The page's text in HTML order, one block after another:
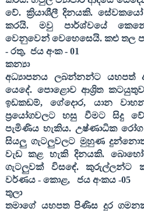
වේ. ක්‍රියාශීලී දිනයකි.
කරයි. මවු පාර්ශ්වයේ
වෙනුවෙන් වෙහෙසෙයි. කළු තල
- රතු, ජය අංක - 01
කන්‍යා
අධ්‍යාපනය ලබන්නන්ට
යෙදේ. පොළොව ආශ්‍රිත
ඉඩකඩම්,ගේදොර, යාන
ප්‍රයෝගවලට හසු වීමට සිදු වේ.
පැමිණිය හැකිය. උෂ්ණාධික
සියලු ගැටලුවලට මුහුණ
වැඩ කළ හැකි දිනයකි.
ගැටලුවක් විසඳේ. කුරුල්ලන්ට
වර්ණය - කොළ, ජය අංකය -05
තුලා
තමාගේ යහපත පිණිස දුර